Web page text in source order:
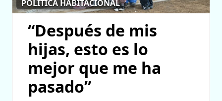
POLÍTICA HABITACIONAL
“Después de mis
hijas, esto es lo
mejor que me ha
pasado”